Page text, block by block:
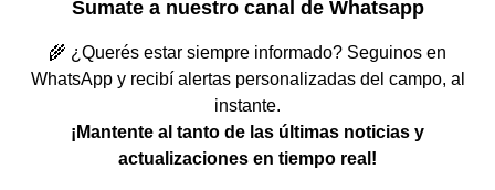
Sumate a nuestro canal de Whatsapp
🌾 ¿Querés estar siempre informado? Seguinos en
WhatsApp y recibí alertas personalizadas del campo, al
instante.
¡Mantente al tanto de las últimas noticias y
actualizaciones en tiempo real!